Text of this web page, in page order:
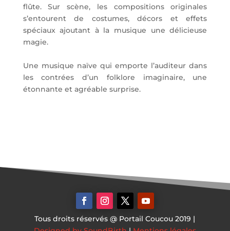
flûte. Sur scène, les compositions originales
s’entourent de costumes, décors et effets
spéciaux ajoutant à la musique une délicieuse
magie.
Une musique naïve qui emporte l’auditeur dans
les contrées d’un folklore imaginaire, une
étonnante et agréable surprise.
Tous droits réservés @ Portail Coucou 2019 |